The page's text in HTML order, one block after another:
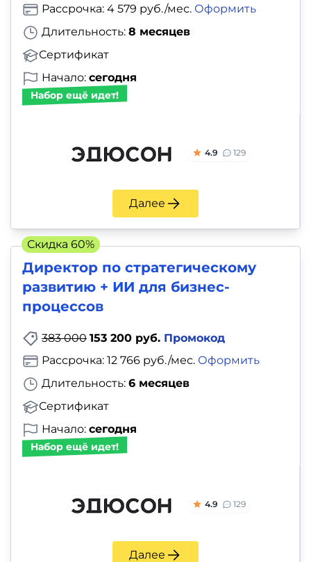
Длительность: 8 месяцев
Сертификат
Рассрочка: 4 579 руб./мес. Оформить
Начало: сегодня
Набор ещё идет!
4.9 129
Далее
Директор по стратегическому
развитию + ИИ для бизнес-
процессов
383 000 153 200 руб. Промокод
Длительность: 6 месяцев
Сертификат
Рассрочка: 12 766 руб./мес. Оформить
Начало: сегодня
Набор ещё идет!
4.9 129
Далее
Скидка 60%